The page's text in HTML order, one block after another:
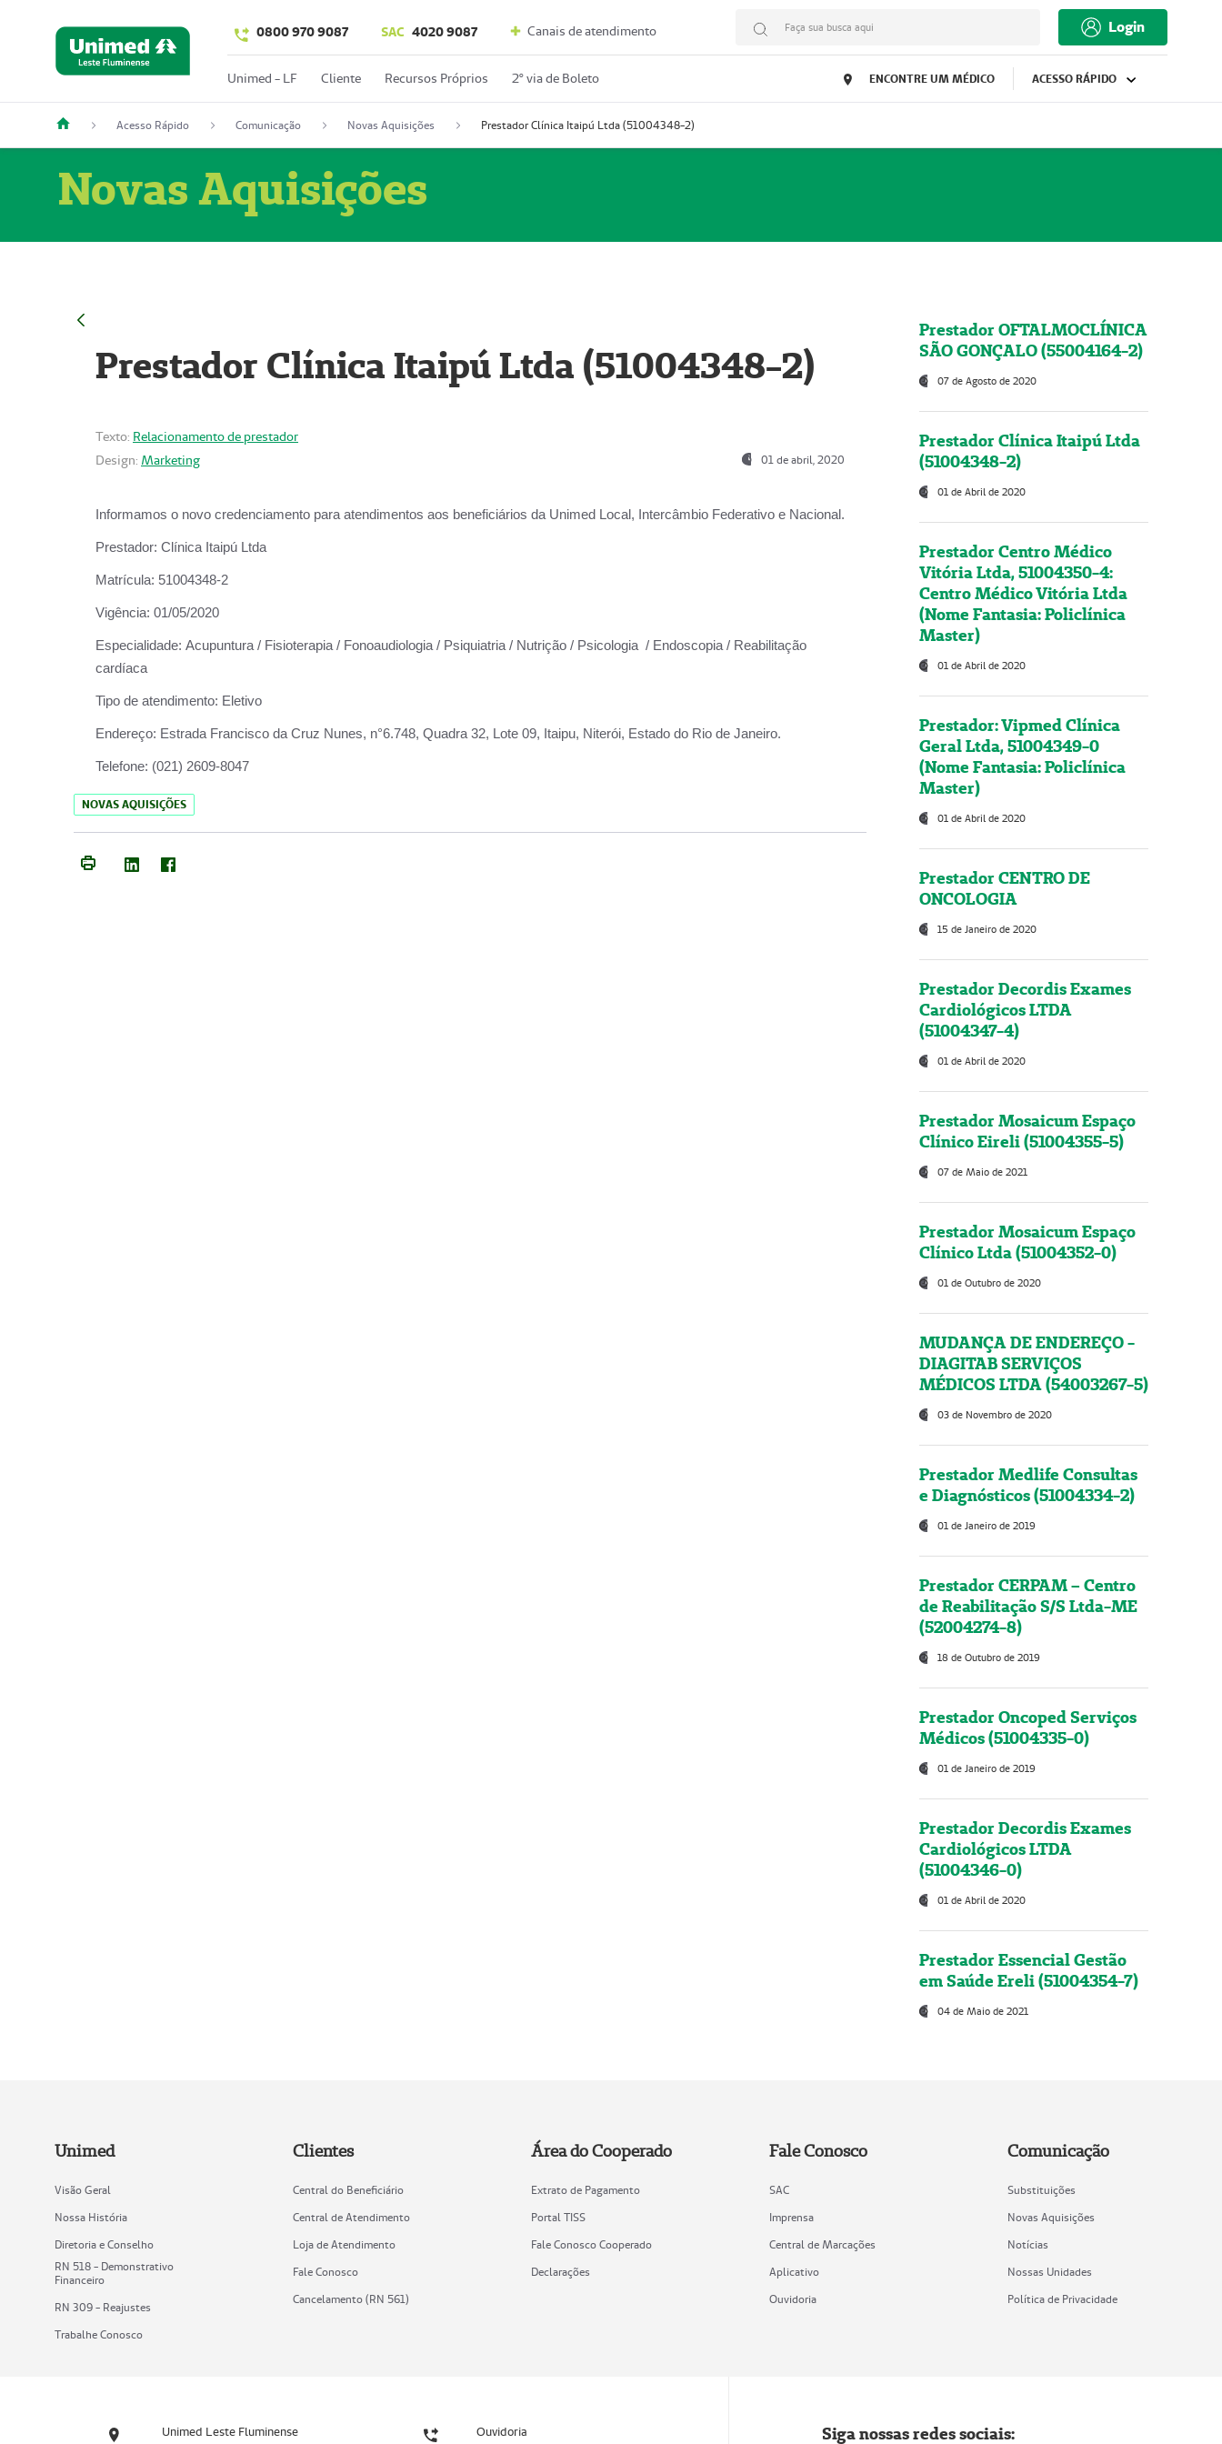
0800 970 9087 SAC 4020 9087 Canais de atendimento Faça sua busca aqui Login
Unimed - LF Cliente Recursos Próprios 2º via de Boleto ENCONTRE UM MÉDICO ACESSO RÁPIDO
Acesso Rápido Comunicação Novas Aquisições Prestador Clínica Itaipú Ltda (51004348-2)
Novas Aquisições
Prestador Clínica Itaipú Ltda (51004348-2)
Texto: Relacionamento de prestador
Design: Marketing 01 de abril, 2020
Informamos o novo credenciamento para atendimentos aos beneficiários da Unimed Local, Intercâmbio Federativo e Nacional.
Prestador: Clínica Itaipú Ltda
Matrícula: 51004348-2
Vigência: 01/05/2020
Especialidade: Acupuntura / Fisioterapia / Fonoaudiologia / Psiquiatria / Nutrição / Psicologia / Endoscopia / Reabilitação
cardíaca
Tipo de atendimento: Eletivo
Endereço: Estrada Francisco da Cruz Nunes, n°6.748, Quadra 32, Lote 09, Itaipu, Niterói, Estado do Rio de Janeiro.
Telefone: (021) 2609-8047
NOVAS AQUISIÇÕES
Prestador OFTALMOCLÍNICA
SÃO GONÇALO (55004164-2)
07 de Agosto de 2020
Prestador Clínica Itaipú Ltda
(51004348-2)
01 de Abril de 2020
Prestador Centro Médico
Vitória Ltda, 51004350-4:
Centro Médico Vitória Ltda
(Nome Fantasia: Policlínica
Master)
01 de Abril de 2020
Prestador: Vipmed Clínica
Geral Ltda, 51004349-0
(Nome Fantasia: Policlínica
Master)
01 de Abril de 2020
Prestador CENTRO DE
ONCOLOGIA
15 de Janeiro de 2020
Prestador Decordis Exames
Cardiológicos LTDA
(51004347-4)
01 de Abril de 2020
Prestador Mosaicum Espaço
Clínico Eireli (51004355-5)
07 de Maio de 2021
Prestador Mosaicum Espaço
Clínico Ltda (51004352-0)
01 de Outubro de 2020
MUDANÇA DE ENDEREÇO -
DIAGITAB SERVIÇOS
MÉDICOS LTDA (54003267-5)
03 de Novembro de 2020
Prestador Medlife Consultas
e Diagnósticos (51004334-2)
01 de Janeiro de 2019
Prestador CERPAM – Centro
de Reabilitação S/S Ltda-ME
(52004274-8)
18 de Outubro de 2019
Prestador Oncoped Serviços
Médicos (51004335-0)
01 de Janeiro de 2019
Prestador Decordis Exames
Cardiológicos LTDA
(51004346-0)
01 de Abril de 2020
Prestador Essencial Gestão
em Saúde Ereli (51004354-7)
04 de Maio de 2021
Unimed
Visão Geral
Nossa História
Diretoria e Conselho
RN 518 - Demonstrativo
Financeiro
RN 309 - Reajustes
Trabalhe Conosco
Clientes
Central do Beneficiário
Central de Atendimento
Loja de Atendimento
Fale Conosco
Cancelamento (RN 561)
Área do Cooperado
Extrato de Pagamento
Portal TISS
Fale Conosco Cooperado
Declarações
Fale Conosco
SAC
Imprensa
Central de Marcações
Aplicativo
Ouvidoria
Comunicação
Substituições
Novas Aquisições
Notícias
Nossas Unidades
Política de Privacidade
Unimed Leste Fluminense Ouvidoria Siga nossas redes sociais: